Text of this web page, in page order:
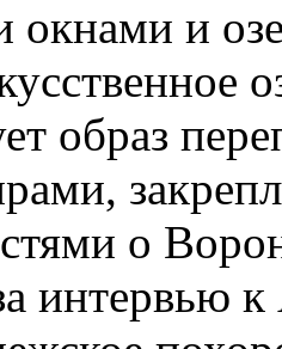
окнами и
образ
о
интервью